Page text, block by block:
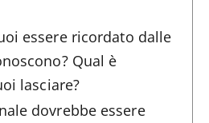
essere ricordato dalle
Qual è
lasciare?
dovrebbe essere